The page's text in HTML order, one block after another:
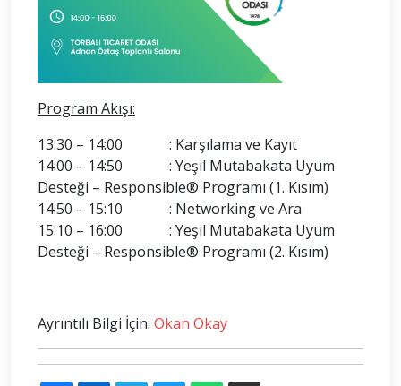
Program Akışı:
13:30 – 14:00 : Karşılama ve Kayıt
14:00 – 14:50 : Yeşil Mutabakata Uyum
Desteği – Responsible® Programı (1. Kısım)
14:50 – 15:10 : Networking ve Ara
15:10 – 16:00 : Yeşil Mutabakata Uyum
Desteği – Responsible® Programı (2. Kısım)
Ayrıntılı Bilgi İçin: Okan Okay